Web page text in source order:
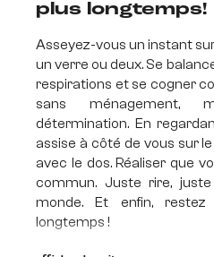
plus longtemps!
Asseyez-vous un instant
un verre ou deux. Se
respirations et se cogner
sans ménagement,
détermination. En
assise à côté de vous sur
avec le dos. Réaliser que
commun. Juste rire,
monde. Et enfin,
longtemps !